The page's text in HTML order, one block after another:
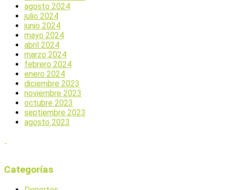
agosto 2024
julio 2024
junio 2024
mayo 2024
abril 2024
marzo 2024
febrero 2024
enero 2024
diciembre 2023
noviembre 2023
octubre 2023
septiembre 2023
agosto 2023
Categorías